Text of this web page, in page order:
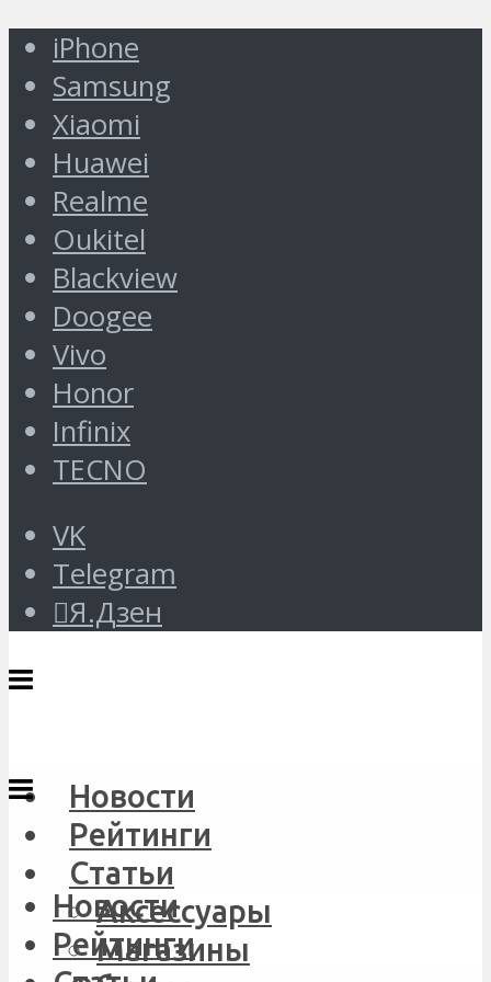
iPhone
Samsung
Xiaomi
Huawei
Realme
Oukitel
Blackview
Doogee
Vivo
Honor
Infinix
TECNO
VK
Telegram
Я.Дзен
Новости
Рейтинги
Статьи
Аксессуары
Магазины
Новости
Рейтинги